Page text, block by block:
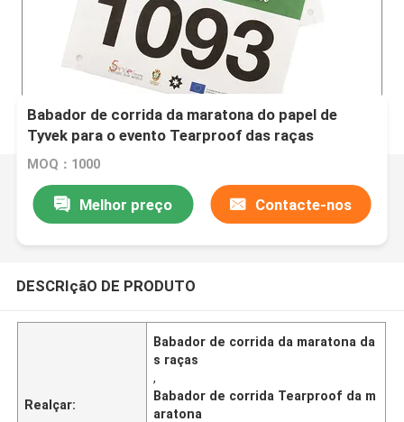
Babador de corrida da maratona do papel de
Tyvek para o evento Tearproof das raças
impermeável
MOQ：1000
Melhor preço Contacte-nos
DESCRIçãO DE PRODUTO
Realçar:
Babador de corrida da maratona da
s raças
,
Babador de corrida Tearproof da m
aratona